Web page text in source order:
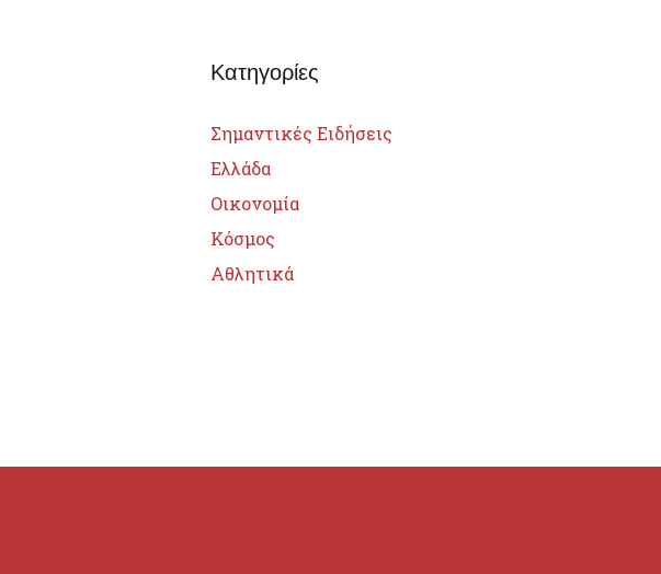
Κατηγορίες
Σημαντικές Ειδήσεις
Ελλάδα
Οικονομία
Κόσμος
Αθλητικά